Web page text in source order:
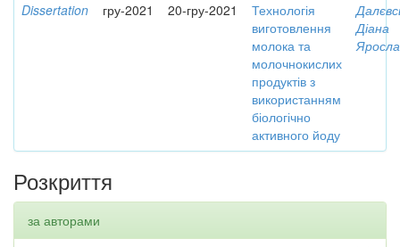
Dissertation гру-2021 20-гру-2021
Технологія
виготовлення
молока та
молочнокислих
продуктів з
використанням
біологічно
активного йоду
Діана
Розкриття
за авторами